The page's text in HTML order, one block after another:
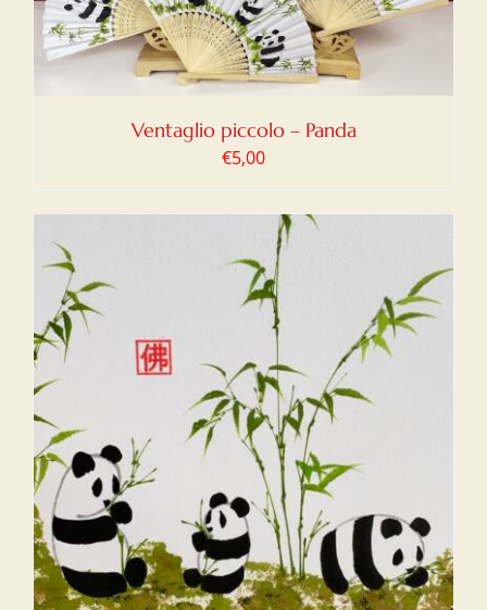
Ventaglio piccolo – Panda
€5,00